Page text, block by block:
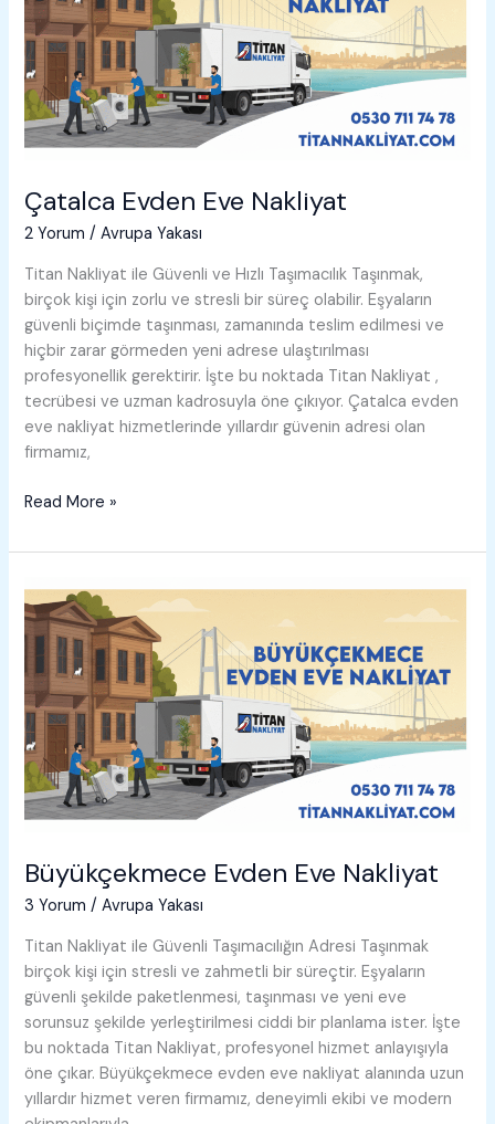
Çatalca Evden Eve Nakliyat
2 Yorum /Avrupa Yakası
Titan Nakliyat ile Güvenli ve Hızlı Taşımacılık Taşınmak,
birçok kişi için zorlu ve stresli bir süreç olabilir. Eşyaların
güvenli biçimde taşınması, zamanında teslim edilmesi ve
hiçbir zarar görmeden yeni adrese ulaştırılması
profesyonellik gerektirir. İşte bu noktada Titan Nakliyat ,
tecrübesi ve uzman kadrosuyla öne çıkıyor. Çatalca evden
eve nakliyat hizmetlerinde yıllardır güvenin adresi olan
firmamız,
Çatalca
Eve
Read More »
Büyükçekmece Evden Eve Nakliyat
3 Yorum /Avrupa Yakası
Titan Nakliyat ile Güvenli Taşımacılığın Adresi Taşınmak
birçok kişi için stresli ve zahmetli bir süreçtir. Eşyaların
güvenli şekilde paketlenmesi, taşınması ve yeni eve
sorunsuz şekilde yerleştirilmesi ciddi bir planlama ister. İşte
bu noktada Titan Nakliyat, profesyonel hizmet anlayışıyla
öne çıkar. Büyükçekmece evden eve nakliyat alanında uzun
yıllardır hizmet veren firmamız, deneyimli ekibi ve modern